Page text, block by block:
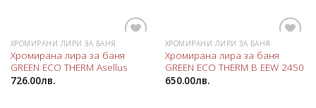
любими
ХРОМИРАНИ ЛИРИ ЗА БАНЯ
Хромирана лира за баня
GREEN ECO THERM Asellus
726.00лв.
любими
ХРОМИРАНИ ЛИРИ ЗА БАНЯ
Хромирана лира за баня
GREEN ECO THERM B EEW 2450
650.00лв.